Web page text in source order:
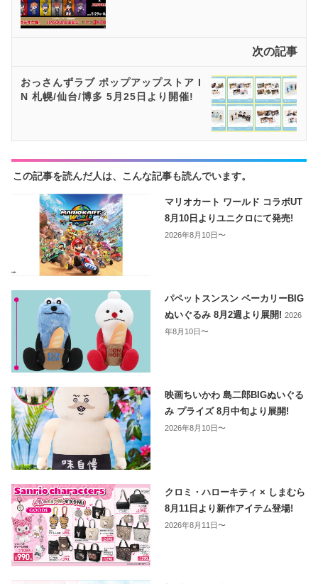
次の記事
おっさんずラブ ポップアップストア I
N 札幌/仙台/博多 5月25日より開催!
この記事を読んだ人は、こんな記事も読んでいます。
マリオカート ワールド コラボUT
8月10日よりユニクロにて発売!
2026年8月10日〜
パペットスンスン ベーカリーBIG
ぬいぐるみ 8月2週より展開!2026
年8月10日〜
映画ちいかわ 島二郎BIGぬいぐる
み プライズ 8月中旬より展開!
2026年8月10日〜
クロミ・ハローキティ × しまむら
8月11日より新作アイテム登場!
2026年8月11日〜